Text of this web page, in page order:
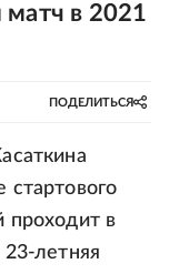
в 2021
ПОДЕЛИТЬСЯ
проходит в
летняя